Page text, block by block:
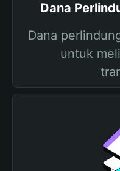
Dana
Dana
untuk